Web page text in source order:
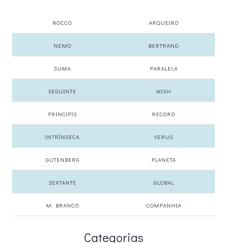
ROCCO ARQUEIRO
NEMO BERTRAND
SUMA PARALELA
SEGUINTE WISH
PRINCIPIS RECORD
INTRÍNSECA VERUS
GUTENBERG PLANETA
SEXTANTE GLOBAL
M. BRANCO COMPANHIA
Categorias